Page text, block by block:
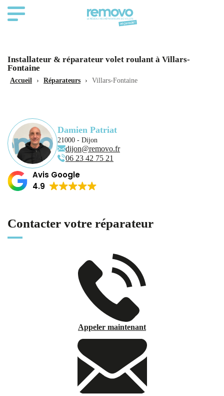
Installateur & réparateur volet roulant à Villars-
Fontaine
Accueil › Réparateurs › Villars-Fontaine
Damien Patriat
21000 - Dijon
dijon@removo.fr
06 23 42 75 21
Avis Google
4.9
Contacter votre réparateur
Appeler maintenant